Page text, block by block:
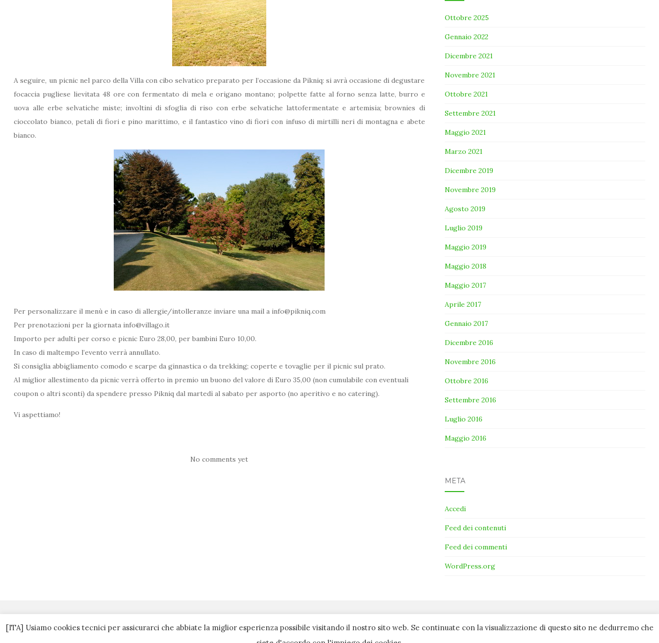
A seguire, un picnic nel parco della Villa con cibo selvatico preparato per l’occasione da Pikniq: si avrà occasione di degustare
focaccia pugliese lievitata 48 ore con fermentato di mela e origano montano; polpette fatte al forno senza latte, burro e
uova alle erbe selvatiche miste; involtini di sfoglia di riso con erbe selvatiche lattofermentate e artemisia; brownies di
cioccolato bianco, petali di fiori e pino marittimo, e il fantastico vino di fiori con infuso di mirtilli neri di montagna e abete
bianco.
Per personalizzare il menù e in caso di allergie/intolleranze inviare una mail a info@pikniq.com
Per prenotazioni per la giornata info@villago.it
Importo per adulti per corso e picnic Euro 28,00, per bambini Euro 10,00.
In caso di maltempo l’evento verrà annullato.
Si consiglia abbigliamento comodo e scarpe da ginnastica o da trekking; coperte e tovaglie per il picnic sul prato.
Al miglior allestimento da picnic verrà offerto in premio un buono del valore di Euro 35,00 (non cumulabile con eventuali
coupon o altri sconti) da spendere presso Pikniq dal martedì al sabato per asporto (no aperitivo e no catering).
Vi aspettiamo!
No comments yet
Ottobre 2025
Gennaio 2022
Dicembre 2021
Novembre 2021
Ottobre 2021
Settembre 2021
Maggio 2021
Marzo 2021
Dicembre 2019
Novembre 2019
Agosto 2019
Luglio 2019
Maggio 2019
Maggio 2018
Maggio 2017
Aprile 2017
Gennaio 2017
Dicembre 2016
Novembre 2016
Ottobre 2016
Settembre 2016
Luglio 2016
Maggio 2016
META
Accedi
Feed dei contenuti
Feed dei commenti
WordPress.org
[ITA] Usiamo cookies tecnici per assicurarci che abbiate la miglior esperienza possibile visitando il nostro sito web. Se continuate con la visualizzazione di questo sito ne dedurremo che